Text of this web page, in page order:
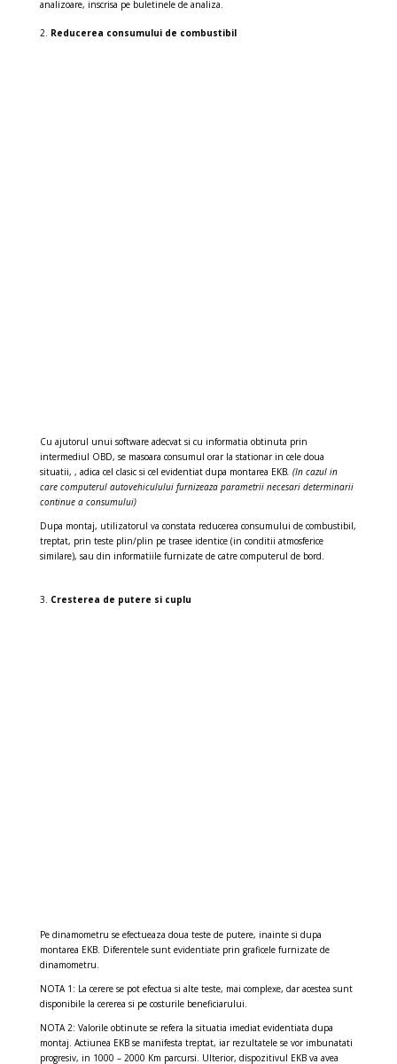
analizoare, inscrisa pe buletinele de analiza.
Reducerea consumului de combustibil
Cu ajutorul unui software adecvat si cu informatia obtinuta prin
intermediul OBD, se masoara consumul orar la stationar in cele doua
situatii, , adica cel clasic si cel evidentiat dupa montarea EKB. (In cazul in
care computerul autovehiculului furnizeaza parametrii necesari determinarii
continue a consumului)
Dupa montaj, utilizatorul va constata reducerea consumului de combustibil,
treptat, prin teste plin/plin pe trasee identice (in conditii atmosferice
similare), sau din informatiile furnizate de catre computerul de bord.
Cresterea de putere si cuplu
Pe dinamometru se efectueaza doua teste de putere, inainte si dupa
montarea EKB. Diferentele sunt evidentiate prin graficele furnizate de
dinamometru.
NOTA 1: La cerere se pot efectua si alte teste, mai complexe, dar acestea sunt
disponibile la cererea si pe costurile beneficiarului.
NOTA 2: Valorile obtinute se refera la situatia imediat evidentiata dupa
montaj. Actiunea EKB se manifesta treptat, iar rezultatele se vor imbunatati
progresiv, in 1000 – 2000 Km parcursi. Ulterior, dispozitivul EKB va avea